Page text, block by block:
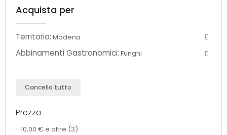
Acquista per
Territorio: Modena
Abbinamenti Gastronomici: Funghi
Cancella tutto
Prezzo
10,00 € e oltre (3)